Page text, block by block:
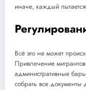
иначе, каждый
Всё это не может
Привлечение
административные
собрать все